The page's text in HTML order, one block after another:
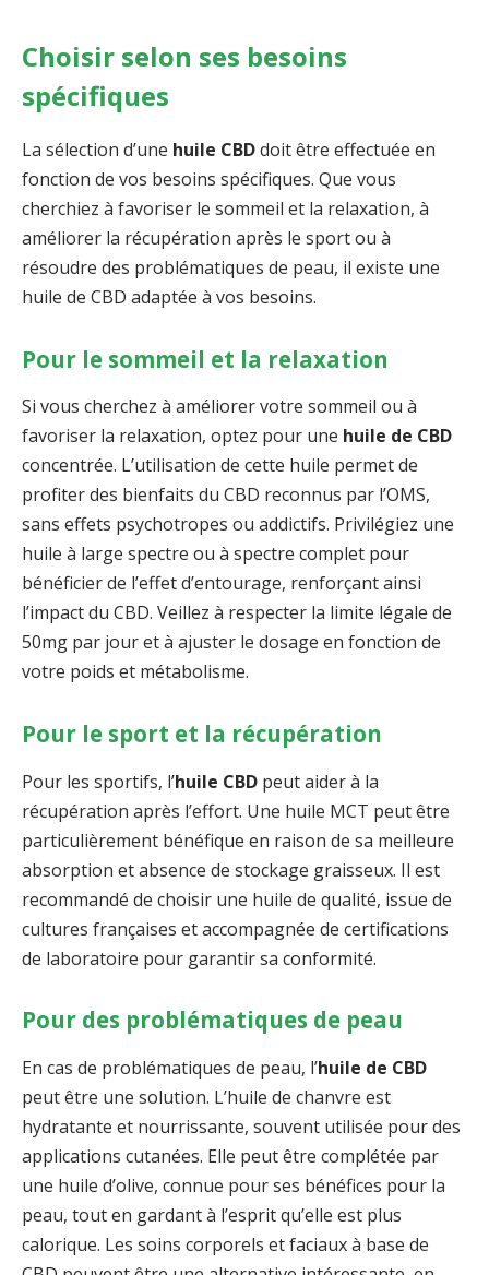
Choisir selon ses besoins
spécifiques
La sélection d’une huile CBDdoit être effectuée en
fonction de vos besoins spécifiques. Que vous
cherchiez à favoriser le sommeil et la relaxation, à
améliorer la récupération après le sport ou à
résoudre des problématiques de peau, il existe une
huile de CBD adaptée à vos besoins.
Pour le sommeil et la relaxation
Si vous cherchez à améliorer votre sommeil ou à
favoriser la relaxation, optez pour une huile de CBD
concentrée. L’utilisation de cette huile permet de
profiter des bienfaits du CBD reconnus par l’OMS,
sans effets psychotropes ou addictifs. Privilégiez une
huile à large spectre ou à spectre complet pour
bénéficier de l’effet d’entourage, renforçant ainsi
l’impact du CBD. Veillez à respecter la limite légale de
50mg par jour et à ajuster le dosage en fonction de
votre poids et métabolisme.
Pour le sport et la récupération
Pour les sportifs, l’huile CBD peut aider à la
récupération après l’effort. Une huile MCT peut être
particulièrement bénéfique en raison de sa meilleure
absorption et absence de stockage graisseux. Il est
recommandé de choisir une huile de qualité, issue de
cultures françaises et accompagnée de certifications
de laboratoire pour garantir sa conformité.
Pour des problématiques de peau
En cas de problématiques de peau, l’huile de CBD
peut être une solution. L’huile de chanvre est
hydratante et nourrissante, souvent utilisée pour des
applications cutanées. Elle peut être complétée par
une huile d’olive, connue pour ses bénéfices pour la
peau, tout en gardant à l’esprit qu’elle est plus
calorique. Les soins corporels et faciaux à base de